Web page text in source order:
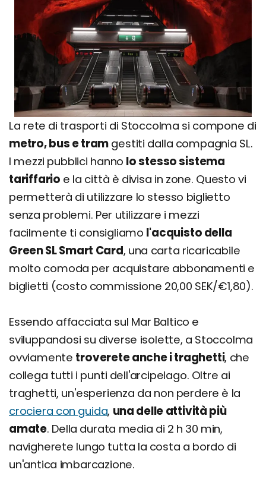
La rete di trasporti di Stoccolma si compone di
metro, bus e tram gestiti dalla compagnia SL.
I mezzi pubblici hanno lo stesso sistema
tariffario e la città è divisa in zone. Questo vi
permetterà di utilizzare lo stesso biglietto
senza problemi. Per utilizzare i mezzi
facilmente ti consigliamo l'acquisto della
Green SL Smart Card, una carta ricaricabile
molto comoda per acquistare abbonamenti e
biglietti (costo commissione 20,00 SEK/€1,80).
Essendo affacciata sul Mar Baltico e
sviluppandosi su diverse isolette, a Stoccolma
ovviamente troverete anche i traghetti, che
collega tutti i punti dell'arcipelago. Oltre ai
traghetti, un'esperienza da non perdere è la
crociera con guida, una delle attività più
amate. Della durata media di 2 h 30 min,
navigherete lungo tutta la costa a bordo di
un'antica imbarcazione.